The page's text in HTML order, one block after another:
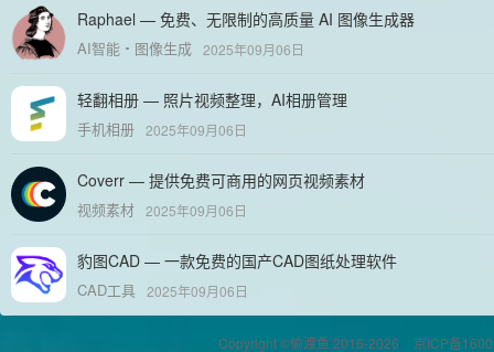
Raphael — 免费、无限制的高质量 AI 图像生成器
AI智能 图像生成 2025年09月06日
轻翻相册 — 照片视频整理，AI相册管理
手机相册 2025年09月06日
Coverr — 提供免费可商用的网页视频素材
视频素材 2025年09月06日
豹图CAD — 一款免费的国产CAD图纸处理软件
CAD工具 2025年09月06日
Copyright ©偷渡鱼 2016-2026 京ICP备